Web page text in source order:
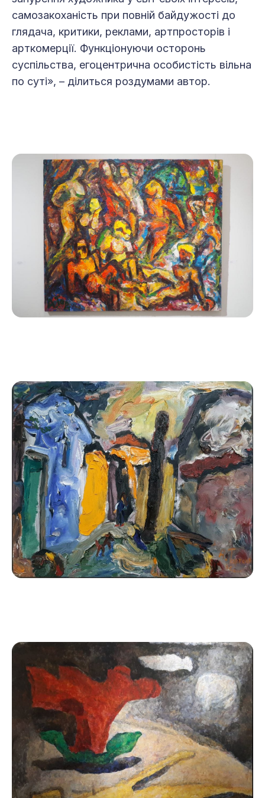
самозакоханість при повній байдужості до
глядача, критики, реклами, артпросторів і
арткомерції. Функціонуючи осторонь
суспільства, егоцентрична особистість вільна
по суті», – ділиться роздумами автор.